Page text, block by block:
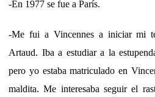
-En 1977 se fue a París.
-Me fui a Vincennes a iniciar mi
Artaud. Iba a estudiar a la
pero yo estaba matriculado en
maldita. Me interesaba seguir el